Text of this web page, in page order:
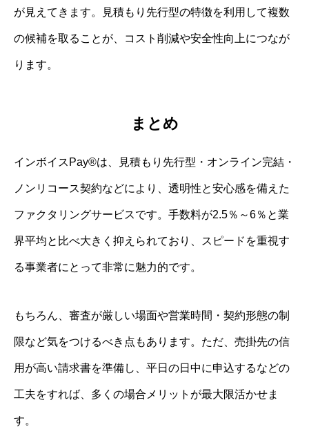
が見えてきます。見積もり先行型の特徴を利用して複数
の候補を取ることが、コスト削減や安全性向上につなが
ります。
まとめ
インボイスPay®は、見積もり先行型・オンライン完結・
ノンリコース契約などにより、透明性と安心感を備えた
ファクタリングサービスです。手数料が2.5％～6％と業
界平均と比べ大きく抑えられており、スピードを重視す
る事業者にとって非常に魅力的です。
もちろん、審査が厳しい場面や営業時間・契約形態の制
限など気をつけるべき点もあります。ただ、売掛先の信
用が高い請求書を準備し、平日の日中に申込するなどの
工夫をすれば、多くの場合メリットが最大限活かせま
す。